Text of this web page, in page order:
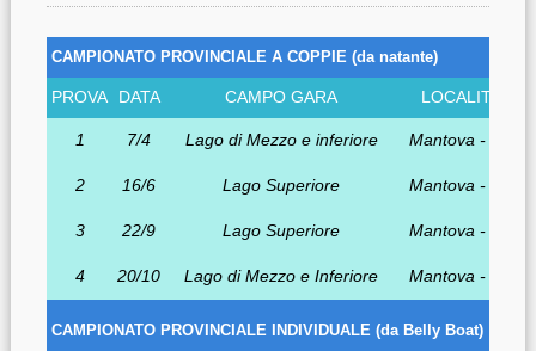
CAMPIONATO PROVINCIALE A COPPIE (da
PROVA DATA CAMPO GARA LOCALITA'
1 7/4 Lago di Mezzo e inferiore Mantova - MN
2 16/6 Lago Superiore Mantova - MN
3 22/9 Lago Superiore Mantova - MN
4 20/10 Lago di Mezzo e Inferiore Mantova - MN
CAMPIONATO PROVINCIALE INDIVIDUALE (da Belly